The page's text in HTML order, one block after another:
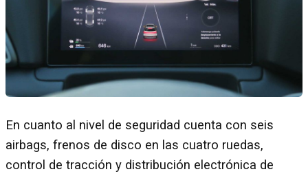
En cuanto al nivel de seguridad cuenta con seis
airbags, frenos de disco en las cuatro ruedas,
control de tracción y distribución electrónica de